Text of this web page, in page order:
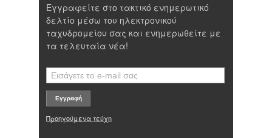
Εγγραφείτε στο τακτικό ενημερωτικό
δελτίο μέσω του ηλεκτρονικού
ταχυδρομείου σας και ενημερωθείτε με
τα τελευταία νέα!
Προηγούμενα τεύχη